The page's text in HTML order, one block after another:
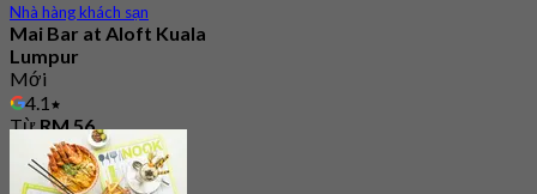
Nhà hàng khách sạn
Mai Bar at Aloft Kuala
Lumpur
Mới
4.1
TừRM 56